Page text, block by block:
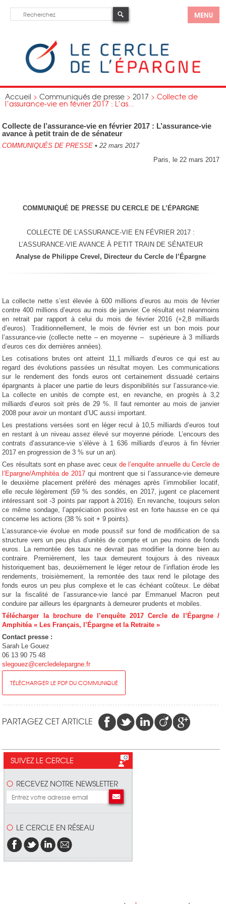
MENU
Accueil > Communiqués de presse > 2017 > Collecte de
l’assurance-vie en février 2017 : L’as...
Collecte de l’assurance-vie en février 2017 : L’assurance-vie
avance à petit train de de sénateur
COMMUNIQUÉS DE PRESSE • 22 mars 2017
Paris, le 22 mars 2017
COMMUNIQUÉ DE PRESSE DU CERCLE DE L’ÉPARGNE
COLLECTE DE L’ASSURANCE-VIE EN FÉVRIER 2017 :
L’ASSURANCE-VIE AVANCE À PETIT TRAIN DE SÉNATEUR
Analyse de Philippe Crevel, Directeur du Cercle de l’Épargne
La collecte nette s’est élevée à 600 millions d’euros au mois de février
contre 400 millions d’euros au mois de janvier. Ce résultat est néanmoins
en retrait par rapport à celui du mois de février 2016 (+2,8 milliards
d’euros). Traditionnellement, le mois de février est un bon mois pour
l’assurance-vie (collecte nette – en moyenne – supérieure à 3 milliards
d’euros ces dix dernières années).
Les cotisations brutes ont atteint 11,1 milliards d’euros ce qui est au
regard des évolutions passées un résultat moyen. Les communications
sur le rendement des fonds euros ont certainement dissuadé certains
épargnants à placer une partie de leurs disponibilités sur l’assurance-vie.
La collecte en unités de compte est, en revanche, en progrès à 3,2
milliards d’euros soit près de 29 %. Il faut remonter au mois de janvier
2008 pour avoir un montant d’UC aussi important.
Les prestations versées sont en léger recul à 10,5 milliards d’euros tout
en restant à un niveau assez élevé sur moyenne période. L’encours des
contrats d’assurance-vie s’élève à 1 636 milliards d’euros à fin février
2017 en progression de 3 % sur un an).
Ces résultats sont en phase avec ceux de l’enquête annuelle du Cercle de
l’Epargne/Amphitéa de 2017 qui montrent que si l’assurance-vie demeure
le deuxième placement préféré des ménages après l’immobilier locatif,
elle recule légèrement (59 % des sondés, en 2017, jugent ce placement
intéressant soit -3 points par rapport à 2016). En revanche, toujours selon
ce même sondage, l’appréciation positive est en forte hausse en ce qui
concerne les actions (38 % soit + 9 points).
L’assurance-vie évolue en mode poussif sur fond de modification de sa
structure vers un peu plus d’unités de compte et un peu moins de fonds
euros. La remontée des taux ne devrait pas modifier la donne bien au
contraire. Premièrement, les taux demeurent toujours à des niveaux
historiquement bas, deuxièmement le léger retour de l’inflation érode les
rendements, troisièmement, la remontée des taux rend le pilotage des
fonds euros un peu plus complexe et le cas échéant coûteux. Le débat
sur la fiscalité de l’assurance-vie lancé par Emmanuel Macron peut
conduire par ailleurs les épargnants à demeurer prudents et mobiles.
Télécharger la brochure de l’enquête 2017 Cercle de l’Épargne /
Amphitéa « Les Français, l’Épargne et la Retraite »
Contact presse :
Sarah Le Gouez
06 13 90 75 48
slegouez@cercledelepargne.fr
TÉLÉCHARGER LE PDF DU COMMUNIQUÉ
PARTAGEZ CET ARTICLE
SUIVEZ LE CERCLE
RECEVEZ NOTRE NEWSLETTER
LE CERCLE EN RÉSEAU